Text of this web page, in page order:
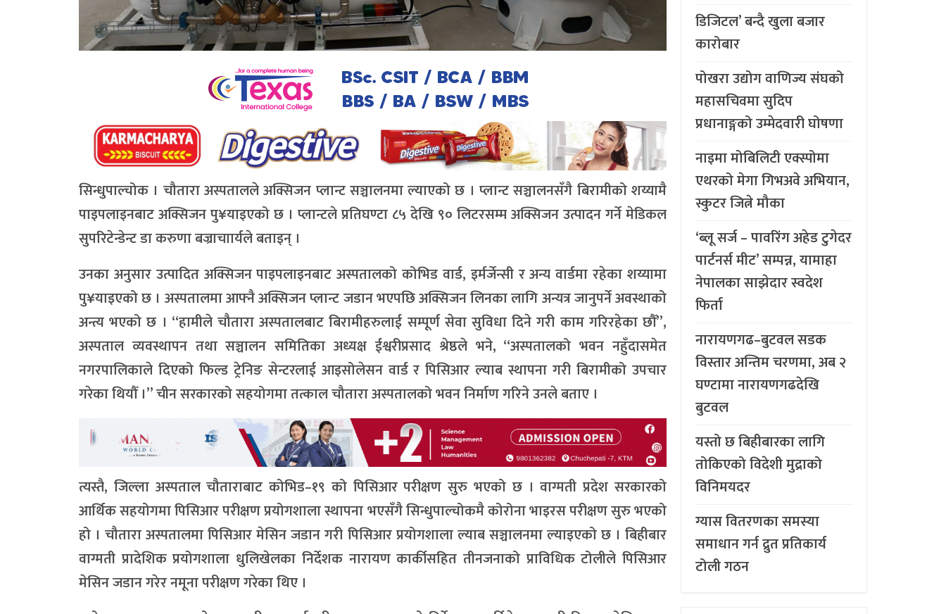
सिन्धुपाल्चोक । चौतारा अस्पतालले अक्सिजन प्लान्ट सञ्चालनमा ल्याएको छ । प्लान्ट सञ्चालनसँगै बिरामीको शय्यामै
पाइपलाइनबाट अक्सिजन पु¥याइएको छ । प्लान्टले प्रतिघण्टा ८५ देखि ९० लिटरसम्म अक्सिजन उत्पादन गर्ने मेडिकल
सुपरिटेन्डेन्ट डा करुणा बज्राचाार्यले बताइन् ।
उनका अनुसार उत्पादित अक्सिजन पाइपलाइनबाट अस्पतालको कोभिड वार्ड, इर्मर्जेन्सी र अन्य वार्डमा रहेका शय्यामा
पु¥याइएको छ । अस्पतालमा आफ्नै अक्सिजन प्लान्ट जडान भएपछि अक्सिजन लिनका लागि अन्यत्र जानुपर्ने अवस्थाको
अन्त्य भएको छ । “हामीले चौतारा अस्पतालबाट बिरामीहरुलाई सम्पूर्ण सेवा सुविधा दिने गरी काम गरिरहेका छौँ”,
अस्पताल व्यवस्थापन तथा सञ्चालन समितिका अध्यक्ष ईश्वरीप्रसाद श्रेष्ठले भने, “अस्पतालको भवन नहुँदासमेत
नगरपालिकाले दिएको फिल्ड ट्रेनिङ सेन्टरलाई आइसोलेसन वार्ड र पिसिआर ल्याब स्थापना गरी बिरामीको उपचार
गरेका थियौँ ।” चीन सरकारको सहयोगमा तत्काल चौतारा अस्पतालको भवन निर्माण गरिने उनले बताए ।
त्यस्तै, जिल्ला अस्पताल चौताराबाट कोभिड–१९ को पिसिआर परीक्षण सुरु भएको छ । वाग्मती प्रदेश सरकारको
आर्थिक सहयोगमा पिसिआर परीक्षण प्रयोगशाला स्थापना भएसँगै सिन्धुपाल्चोकमै कोरोना भाइरस परीक्षण सुरु भएको
हो । चौतारा अस्पतालमा पिसिआर मेसिन जडान गरी पिसिआर प्रयोगशाला ल्याब सञ्चालनमा ल्याइएको छ । बिहीबार
वाग्मती प्रादेशिक प्रयोगशाला धुलिखेलका निर्देशक नारायण कार्कीसहित तीनजनाको प्राविधिक टोलीले पिसिआर
मेसिन जडान गरेर नमूना परीक्षण गरेका थिए ।
डिजिटल’ बन्दै खुला बजार
कारोबार
पोखरा उद्योग वाणिज्य संघको
महासचिवमा सुदिप
प्रधानाङ्गको उम्मेदवारी घोषणा
नाइमा मोबिलिटी एक्स्पोमा
एथरको मेगा गिभअवे अभियान,
स्कुटर जित्ने मौका
‘ब्लू सर्ज – पावरिंग अहेड टुगेदर
पार्टनर्स मीट’ सम्पन्न, यामाहा
नेपालका साझेदार स्वदेश
फिर्ता
नारायणगढ–बुटवल सडक
विस्तार अन्तिम चरणमा, अब २
घण्टामा नारायणगढदेखि
बुटवल
यस्तो छ बिहीबारका लागि
तोकिएको विदेशी मुद्राको
विनिमयदर
ग्यास वितरणका समस्या
समाधान गर्न द्रुत प्रतिकार्य
टोली गठन